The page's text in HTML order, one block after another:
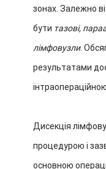
зонах. Залежно
бути тазові,
лімфовузли.
результатами
Дисекція
процедурою і
основною